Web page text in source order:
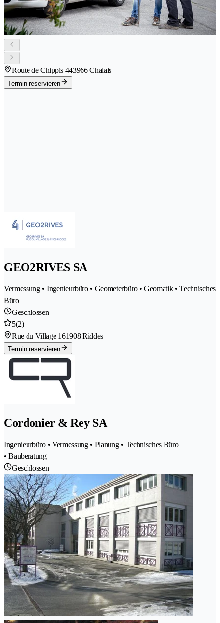
Route de Chippis 443966 Chalais
Termin reservieren
GEO2RIVES SA
Vermessung • Ingenieurbüro • Geometerbüro • Geomatik • Technisches
Büro
Geschlossen
5(2)
Rue du Village 161908 Riddes
Termin reservieren
Cordonier & Rey SA
Ingenieurbüro • Vermessung • Planung • Technisches Büro
• Bauberatung
Geschlossen